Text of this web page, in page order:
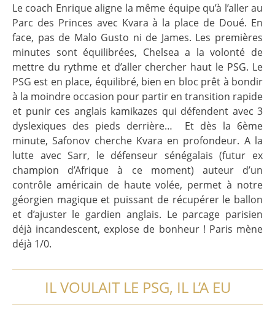
Le coach Enrique aligne la même équipe qu’à l’aller au
Parc des Princes avec Kvara à la place de Doué. En
face, pas de Malo Gusto ni de James. Les premières
minutes sont équilibrées, Chelsea a la volonté de
mettre du rythme et d’aller chercher haut le PSG. Le
PSG est en place, équilibré, bien en bloc prêt à bondir
à la moindre occasion pour partir en transition rapide
et punir ces anglais kamikazes qui défendent avec 3
dyslexiques des pieds derrière… Et dès la 6ème
minute, Safonov cherche Kvara en profondeur. A la
lutte avec Sarr, le défenseur sénégalais (futur ex
champion d’Afrique à ce moment) auteur d’un
contrôle américain de haute volée, permet à notre
géorgien magique et puissant de récupérer le ballon
et d’ajuster le gardien anglais. Le parcage parisien
déjà incandescent, explose de bonheur ! Paris mène
déjà 1/0.
IL VOULAIT LE PSG, IL L’A EU